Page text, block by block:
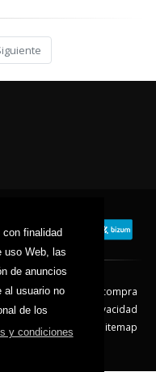
finalidad
uso Web, las
de anuncios
al usuario no
de los
y condiciones
Condiciones de compra
Política de Privacidad
de Cookies
Sitemap